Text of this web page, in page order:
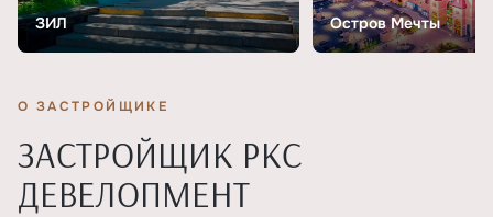
ЗИЛ Остров Мечты
О ЗАСТРОЙЩИКЕ
ЗАСТРОЙЩИК РКС
ДЕВЕЛОПМЕНТ